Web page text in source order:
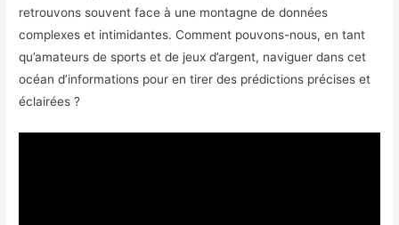
retrouvons souvent face à une montagne de données
complexes et intimidantes. Comment pouvons-nous, en tant
qu’amateurs de sports et de jeux d’argent, naviguer dans cet
océan d’informations pour en tirer des prédictions précises et
éclairées ?